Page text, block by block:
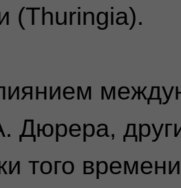
(Thuringia).
Дюрера,
того